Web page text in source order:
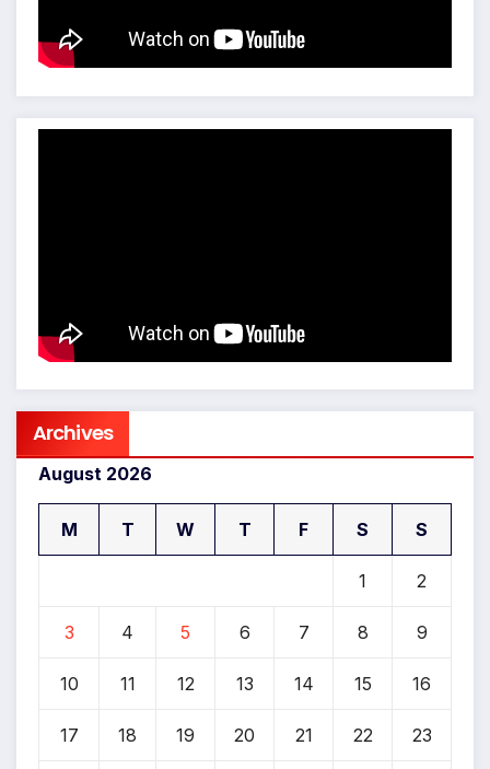
Archives
August 2026
M T W T F S S
1 2
3 4 5 6 7 8 9
10 11 12 13 14 15 16
17 18 19 20 21 22 23